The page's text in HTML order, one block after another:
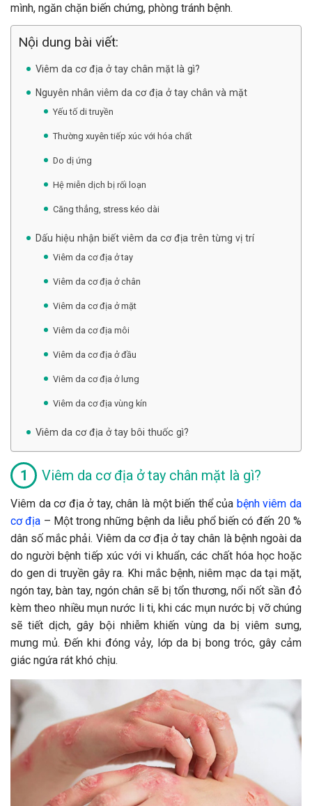
mình, ngăn chặn biến chứng, phòng tránh bệnh.
Nội dung bài viết:
Viêm da cơ địa ở tay chân mặt là gì?
Nguyên nhân viêm da cơ địa ở tay chân và mặt
Yếu tố di truyền
Thường xuyên tiếp xúc với hóa chất
Do dị ứng
Hệ miễn dịch bị rối loạn
Căng thẳng, stress kéo dài
Dấu hiệu nhận biết viêm da cơ địa trên từng vị trí
Viêm da cơ địa ở tay
Viêm da cơ địa ở chân
Viêm da cơ địa ở mặt
Viêm da cơ địa môi
Viêm da cơ địa ở đầu
Viêm da cơ địa ở lưng
Viêm da cơ địa vùng kín
Viêm da cơ địa ở tay bôi thuốc gì?
Viêm da cơ địa ở tay chân mặt là gì?
Viêm da cơ địa ở tay, chân là một biến thể của bệnh viêm da
cơ địa – Một trong những bệnh da liễu phổ biến có đến 20 %
dân số mắc phải. Viêm da cơ địa ở tay chân là bệnh ngoài da
do người bệnh tiếp xúc với vi khuẩn, các chất hóa học hoặc
do gen di truyền gây ra. Khi mắc bệnh, niêm mạc da tại mặt,
ngón tay, bàn tay, ngón chân sẽ bị tổn thương, nổi nốt sần đỏ
kèm theo nhiều mụn nước li ti, khi các mụn nước bị vỡ chúng
sẽ tiết dịch, gây bội nhiễm khiến vùng da bị viêm sưng,
mưng mủ. Đến khi đóng vảy, lớp da bị bong tróc, gây cảm
giác ngứa rát khó chịu.